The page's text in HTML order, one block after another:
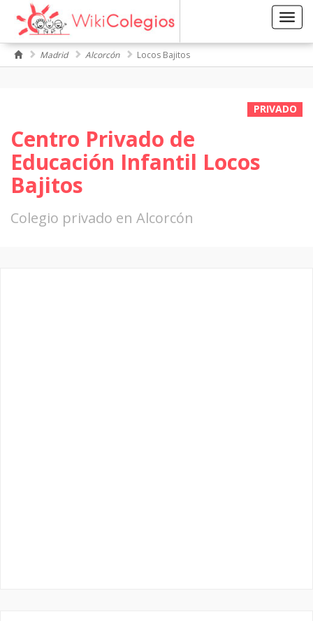
Madrid Alcorcón Locos Bajitos
PRIVADO
Centro Privado de
Educación Infantil Locos
Bajitos
Colegio privado en Alcorcón